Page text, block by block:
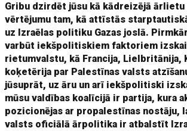
Gribu dzirdēt jūsu kā kādreizējā
vērtējumu tam, kā attīstās
uz Izraēlas politiku Gazas joslā.
varbūt iekšpolitiskiem faktoriem
rietumvalstu, kā Francija, Lielbritānija,
koķetērija par Palestīnas valsts
jūsuprāt, uz āru un arī iekšpolitiski
mūsu valdības koalīcijā ir partija, kura
pozicionējas ar propalestīnas nostāju,
valsts oficiālā ārpolitika ir atbalstīt